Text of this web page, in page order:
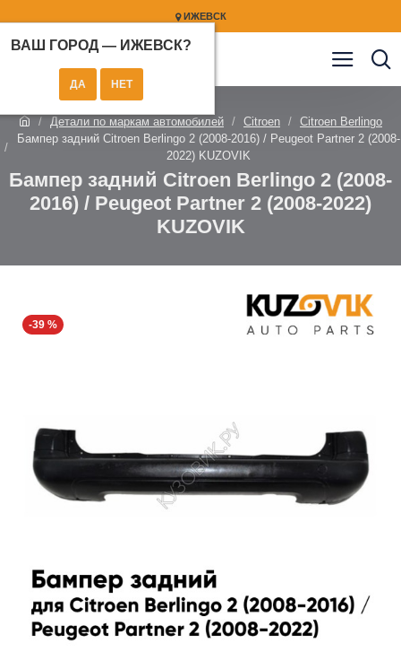
ИЖЕВСК
ВАШ ГОРОД — ИЖЕВСК?
Детали по маркам автомобилей Citroen
Citroen Berlingo
Бампер задний Citroen Berlingo 2 (2008-2016) / Peugeot Partner 2 (2008-
2022) KUZOVIK
Бампер задний Citroen Berlingo 2 (2008-
2016) / Peugeot Partner 2 (2008-2022)
KUZOVIK
-39 %